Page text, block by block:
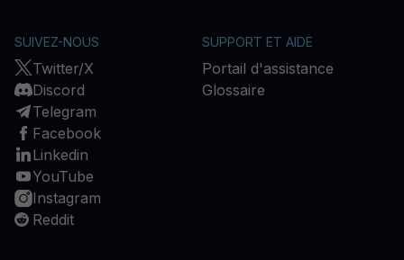
SUIVEZ-NOUS
Twitter/X
Discord
Telegram
Facebook
Linkedin
YouTube
Instagram
Reddit
SUPPORT ET AIDE
Portail d'assistance
Glossaire